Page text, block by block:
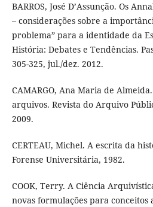
BARROS, José D’Assunção. Os
– considerações sobre a
problema” para a identidade da
História: Debates e Tendências.
305-325, jul./dez. 2012.
CAMARGO, Ana Maria de
arquivos. Revista do Arquivo
2009.
CERTEAU, Michel. A escrita da
Forense Universitária, 1982.
COOK, Terry. A Ciência
novas formulações para conceitos